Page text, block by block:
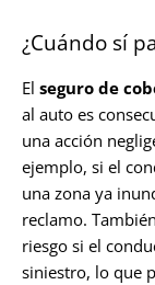
¿Cuándo sí
El seguro de
al auto es
una acción
ejemplo, si el
una zona ya
reclamo.
riesgo si el
siniestro, lo que